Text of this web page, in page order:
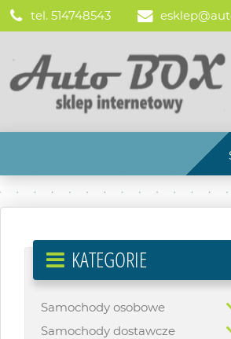
tel. 514748543
KATEGORIE
Samochody osobowe
Samochody dostawcze